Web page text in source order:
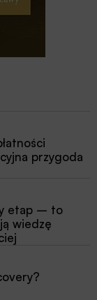
przygoda
etap – to
wiedzę